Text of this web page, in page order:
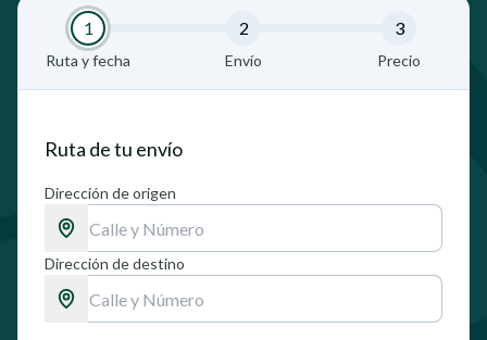
1
Ruta y fecha
2
Envío
3
Precio
Ruta de tu envío
Dirección de origen
Dirección de destino